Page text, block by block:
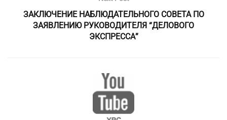
ЗАКЛЮЧЕНИЕ НАБЛЮДАТЕЛЬНОГО СОВЕТА ПО
ЗАЯВЛЕНИЮ РУКОВОДИТЕЛЯ “ДЕЛОВОГО
ЭКСПРЕССА”